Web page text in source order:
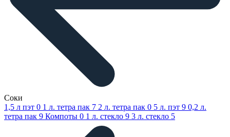
Соки
1,5 л пэт 0 1 л. тетра пак 7 2 л. тетра пак 0 5 л. пэт 9 0,2 л.
тетра пак 9 Компоты 0 1 л. стекло 9 3 л. стекло 5